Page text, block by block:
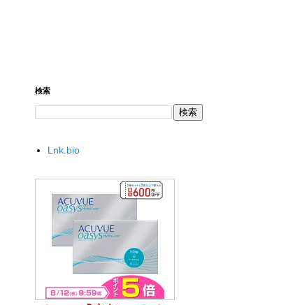
検索
Lnk.bio